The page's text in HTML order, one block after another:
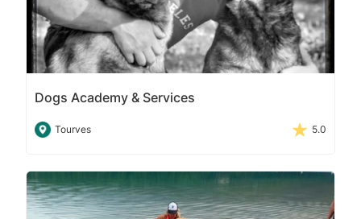
Dogs Academy & Services
Tourves 5.0